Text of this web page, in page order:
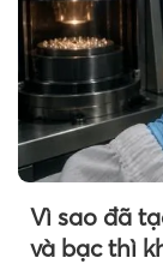
Vì sao đã
và bạc thì